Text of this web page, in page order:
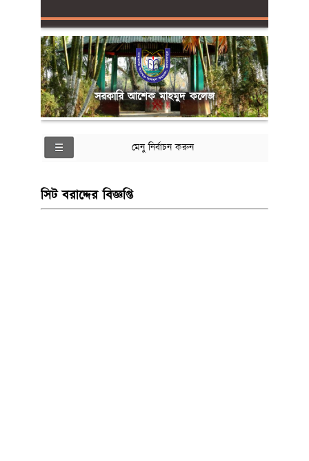
সরকারি আশেক মাহমুদ কলেজ
মেনু নির্বাচন করুন
সিট বরাদ্দের বিজ্ঞপ্তি